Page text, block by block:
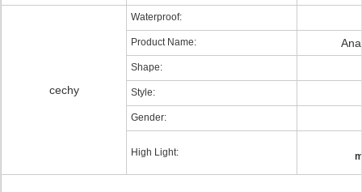
cechy
Waterproof:
Product Name:
Shape:
Style:
Gender:
High Light: